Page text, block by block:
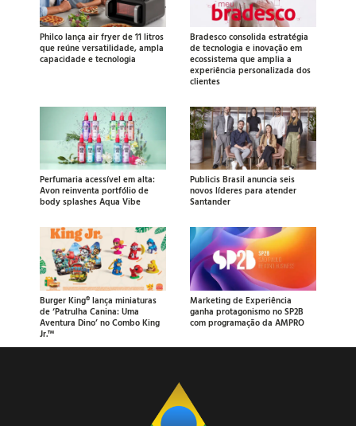
Philco lança air fryer de 11 litros
que reúne versatilidade, ampla
capacidade e tecnologia
Bradesco consolida estratégia
de tecnologia e inovação em
ecossistema que amplia a
experiência personalizada dos
clientes
Perfumaria acessível em alta:
Avon reinventa portfólio de
body splashes Aqua Vibe
Publicis Brasil anuncia seis
novos líderes para atender
Santander
Burger King® lança miniaturas
de ‘Patrulha Canina: Uma
Aventura Dino’ no Combo King
Jr.™
Marketing de Experiência
ganha protagonismo no SP2B
com programação da AMPRO